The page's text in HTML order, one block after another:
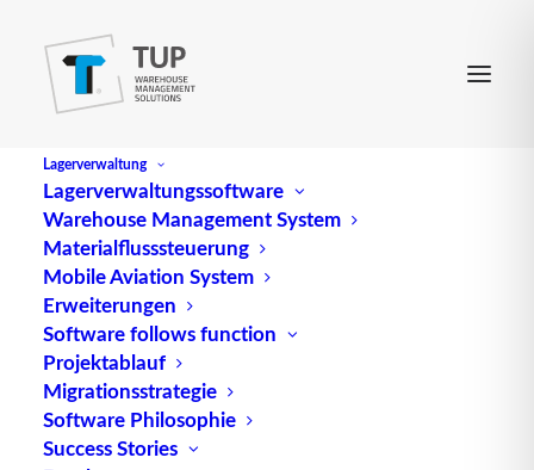
Lagerverwaltung
Lagerverwaltungssoftware
Warehouse Management System
Materialflusssteuerung
Mobile Aviation System
Erweiterungen
Software follows function
Projektablauf
Migrationsstrategie
Software Philosophie
Success Stories
Entnahmeposition
(engl.Retrieval position) ist eine andere
Bezeichnung für Kommissionierposition.
Quelle: logipedia / Fraunhofer IML